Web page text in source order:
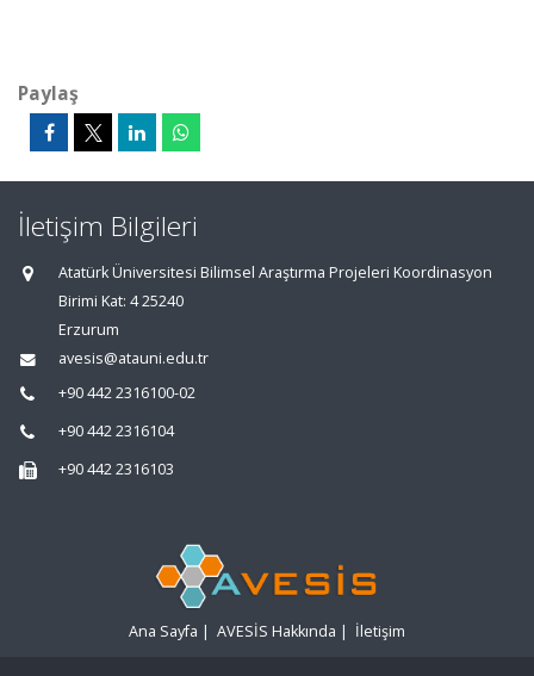
Paylaş
İletişim Bilgileri
Atatürk Üniversitesi Bilimsel Araştırma Projeleri Koordinasyon
Birimi Kat: 4 25240
Erzurum
avesis@atauni.edu.tr
+90 442 2316100-02
+90 442 2316104
+90 442 2316103
Ana Sayfa | AVESİS Hakkında | İletişim